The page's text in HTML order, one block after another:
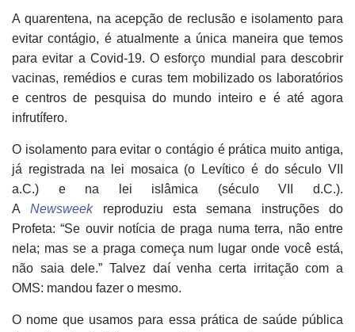
A quarentena, na acepção de reclusão e isolamento para
evitar contágio, é atualmente a única maneira que temos
para evitar a Covid-19. O esforço mundial para descobrir
vacinas, remédios e curas tem mobilizado os laboratórios
e centros de pesquisa do mundo inteiro e é até agora
infrutífero.
O isolamento para evitar o contágio é prática muito antiga,
já registrada na lei mosaica (o Levítico é do século VII
a.C.) e na lei islâmica (século VII d.C.).
ANewsweekreproduziu esta semana instruções do
Profeta: “Se ouvir notícia de praga numa terra, não entre
nela; mas se a praga começa num lugar onde você está,
não saia dele.” Talvez daí venha certa irritação com a
OMS: mandou fazer o mesmo.
O nome que usamos para essa prática de saúde pública